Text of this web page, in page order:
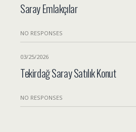
Saray Emlakçılar
NO RESPONSES
03/25/2026
Tekirdağ Saray Satılık Konut
NO RESPONSES